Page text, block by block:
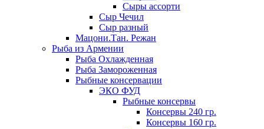
Сыры ассорти
Сыр Чечил
Сыр разный
Мацони.Тан. Режан
Рыба из Армении
Рыба Охлажденная
Рыба Замороженная
Рыбные консервации
ЭКО ФУД
Рыбные консервы
Консервы 240 гр.
Консервы 160 гр.